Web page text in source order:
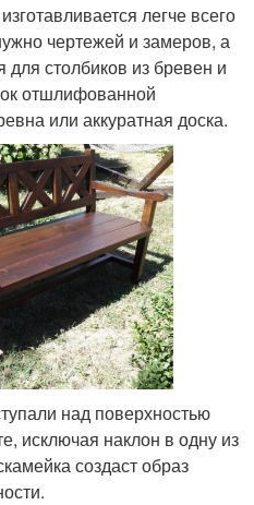
легче всего
чертежей и замеров, а
для столбиков из бревен и
отшлифованной
или аккуратная доска.
над поверхностью
исключая наклон в одну из
создаст образ